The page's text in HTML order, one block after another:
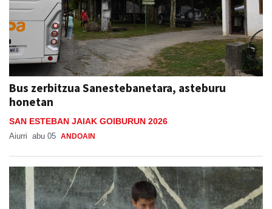
Bus zerbitzua Sanestebanetara, asteburu
honetan
SAN ESTEBAN JAIAK GOIBURUN 2026
Aiurri abu 05 ANDOAIN